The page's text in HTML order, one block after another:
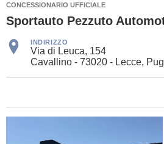
CONCESSIONARIO UFFICIALE
Sportauto Pezzuto
INDIRIZZO
Via di Leuca, 154
Cavallino - 73020 - Lecce,